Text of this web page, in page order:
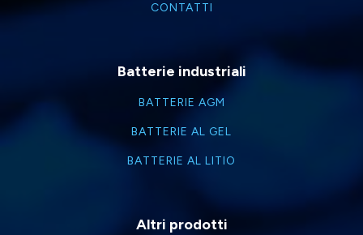
CONTATTI
Batterie industriali
BATTERIE AGM
BATTERIE AL GEL
BATTERIE AL LITIO
Altri prodotti